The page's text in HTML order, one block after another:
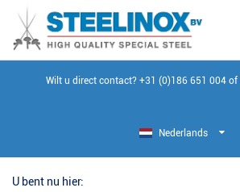
Wilt u direct contact? +31 (0)186 651 004 of
Nederlands
U bent nu hier: